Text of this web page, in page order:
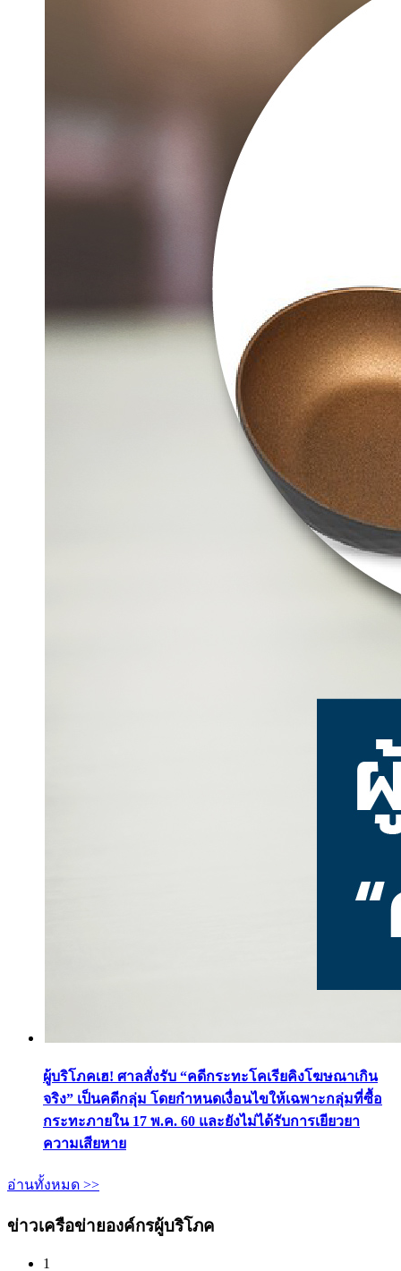
ผู้บริโภคเฮ! ศาลสั่งรับ “คดีกระทะโคเรียคิงโฆษณาเกิน
จริง” เป็นคดีกลุ่ม โดยกำหนดเงื่อนไขให้เฉพาะกลุ่มที่ซื้อ
กระทะภายใน 17 พ.ค. 60 และยังไม่ได้รับการเยียวยา
ความเสียหาย
อ่านทั้งหมด >>
ข่าวเครือข่ายองค์กรผู้บริโภค
1